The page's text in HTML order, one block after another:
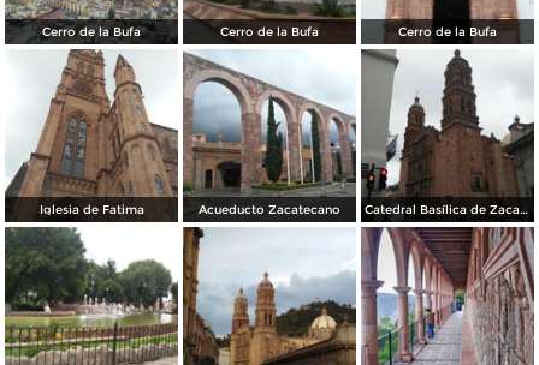
Cerro de la Bufa Cerro de la Bufa Cerro de la Bufa
Iglesia de Fatima Acueducto Zacatecano Catedral Basílica de Zacatecas